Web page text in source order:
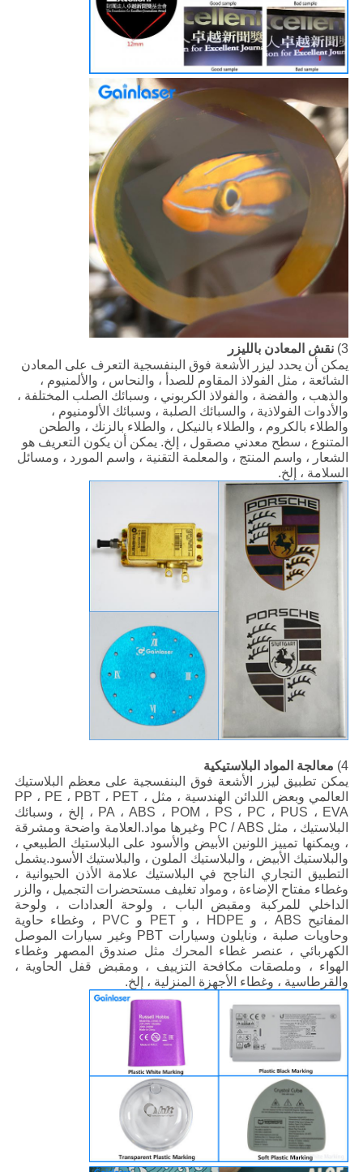
3) نقش المعادن بالليزر
يمكن أن يحدد ليزر الأشعة فوق البنفسجية التعرف على المعادن
الشائعة ، مثل الفولاذ المقاوم للصدأ ، والنحاس ، والألمنيوم ،
والذهب ، والفضة ، والفولاذ الكربوني ، وسبائك الصلب المختلفة ،
والأدوات الفولاذية ، والسبائك الصلبة ، وسبائك الألومنيوم ،
والطلاء بالكروم ، والطلاء بالنيكل ، والطلاء بالزنك ، والطحن
المتنوع ، سطح معدني مصقول ، إلخ. يمكن أن يكون التعريف هو
الشعار ، واسم المنتج ، والمعلمة التقنية ، واسم المورد ، ومسائل
السلامة ، إلخ.
4) معالجة المواد البلاستيكية
يمكن تطبيق ليزر الأشعة فوق البنفسجية على معظم البلاستيك
العالمي وبعض اللدائن الهندسية ، مثل PP ، PE ، PBT ، PET ،
PA ، ABS ، POM ، PS ، PC ، PUS ، EVA ، إلخ ، وسبائك
البلاستيك ، مثل PC / ABS وغيرها مواد.العلامة واضحة ومشرقة
، ويمكنها تمييز اللونين الأبيض والأسود على البلاستيك الطبيعي ،
والبلاستيك الأبيض ، والبلاستيك الملون ، والبلاستيك الأسود.يشمل
التطبيق التجاري الناجح في البلاستيك علامة الأذن الحيوانية ،
وغطاء مفتاح الإضاءة ، ومواد تغليف مستحضرات التجميل ، والزر
الداخلي للمركبة ومقبض الباب ، ولوحة العدادات ، ولوحة
المفاتيح ABS ، و HDPE ، و PET و PVC ، وغطاء حاوية
وحاويات صلبة ، ونايلون وسيارات PBT وغير سيارات الموصل
الكهربائي ، عنصر غطاء المحرك مثل صندوق المصهر وغطاء
الهواء ، وملصقات مكافحة التزييف ، ومقبض قفل الحاوية ،
والقرطاسية ، وغطاء الأجهزة المنزلية ، إلخ.